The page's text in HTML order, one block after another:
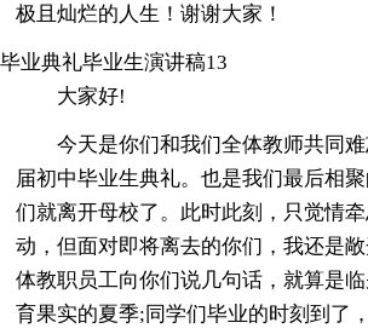
极且灿烂的人生！谢谢大家！
毕业典礼毕业生演讲稿13
大家好!
今天是你们和我们全体教师共同
届初中毕业生典礼。也是我们最后相
们就离开母校了。此时此刻，只觉情
动，但面对即将离去的你们，我还是
体教职员工向你们说几句话，就算是
育果实的夏季;同学们毕业的时刻到了